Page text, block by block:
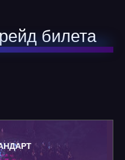
билета